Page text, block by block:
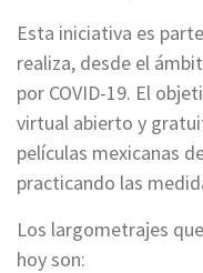
Esta iniciativa es
realiza, desde el
por COVID-19. El
virtual abierto y
películas mexicanas
practicando las
Los largometrajes
hoy son: